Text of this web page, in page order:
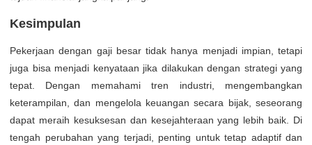
Kesimpulan
Pekerjaan dengan gaji besar tidak hanya menjadi impian, tetapi
juga bisa menjadi kenyataan jika dilakukan dengan strategi yang
tepat. Dengan memahami tren industri, mengembangkan
keterampilan, dan mengelola keuangan secara bijak, seseorang
dapat meraih kesuksesan dan kesejahteraan yang lebih baik. Di
tengah perubahan yang terjadi, penting untuk tetap adaptif dan